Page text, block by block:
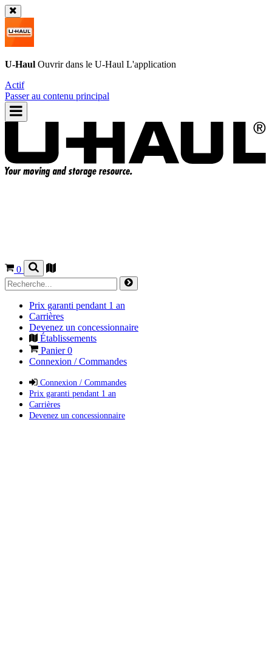
U-Haul Ouvrir dans le U-Haul L'application
Actif
Passer au contenu principal
0
Prix garanti pendant 1 an
Carrières
Devenez un concessionnaire
Établissements
Panier0
Connexion / Commandes
Connexion / Commandes
Prix garanti pendant 1 an
Carrières
Devenez un concessionnaire